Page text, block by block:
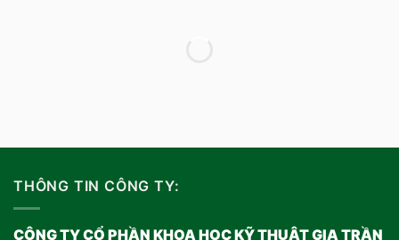
THÔNG TIN CÔNG TY:
CÔNG TY CỔ PHẦN KHOA HỌC KỸ THUẬT GIA TRẦN